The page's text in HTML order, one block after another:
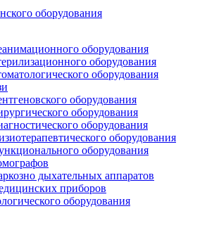
оборудования
оборудования
оборудования
оборудования
оборудования
оборудования
оборудования
оборудования
оборудования
дыхательных аппаратов
приборов
оборудования